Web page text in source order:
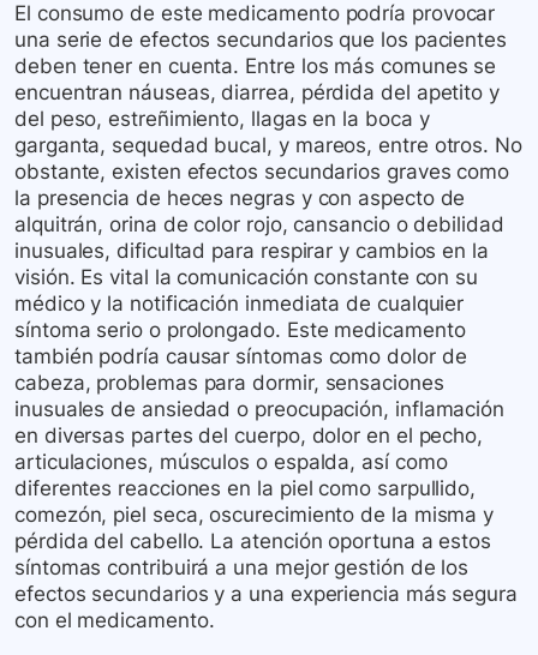
El consumo de este medicamento podría provocar
una serie de efectos secundarios que los pacientes
deben tener en cuenta. Entre los más comunes se
encuentran náuseas, diarrea, pérdida del apetito y
del peso, estreñimiento, llagas en la boca y
garganta, sequedad bucal, y mareos, entre otros. No
obstante, existen efectos secundarios graves como
la presencia de heces negras y con aspecto de
alquitrán, orina de color rojo, cansancio o debilidad
inusuales, dificultad para respirar y cambios en la
visión. Es vital la comunicación constante con su
médico y la notificación inmediata de cualquier
síntoma serio o prolongado. Este medicamento
también podría causar síntomas como dolor de
cabeza, problemas para dormir, sensaciones
inusuales de ansiedad o preocupación, inflamación
en diversas partes del cuerpo, dolor en el pecho,
articulaciones, músculos o espalda, así como
diferentes reacciones en la piel como sarpullido,
comezón, piel seca, oscurecimiento de la misma y
pérdida del cabello. La atención oportuna a estos
síntomas contribuirá a una mejor gestión de los
efectos secundarios y a una experiencia más segura
con el medicamento.